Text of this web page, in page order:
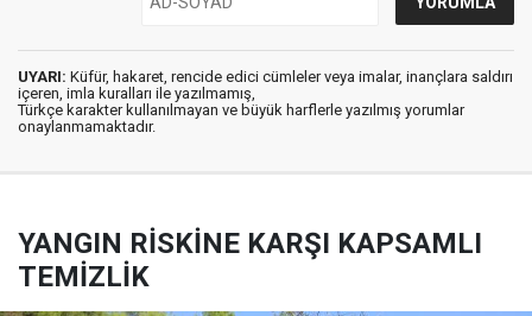
UYARI: Küfür, hakaret, rencide edici cümleler veya imalar, inançlara saldırı
içeren, imla kuralları ile yazılmamış,
Türkçe karakter kullanılmayan ve büyük harflerle yazılmış yorumlar
onaylanmamaktadır.
YANGIN RİSKİNE KARŞI KAPSAMLI
TEMİZLİK